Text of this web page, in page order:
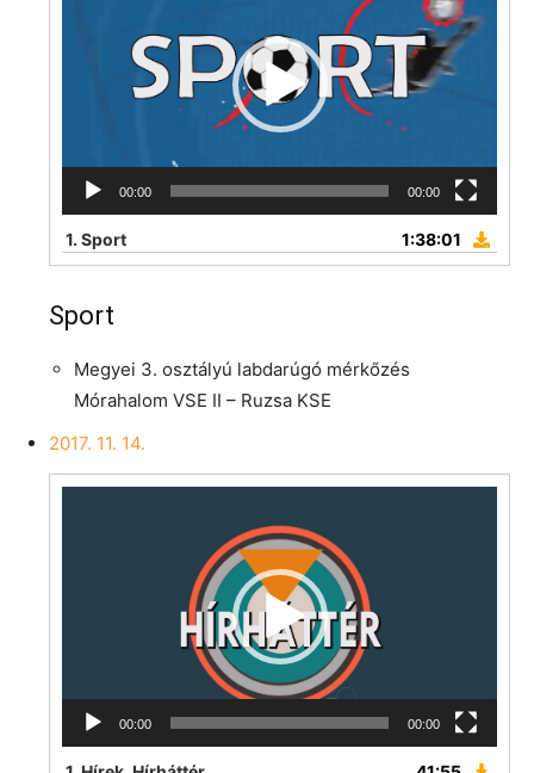
00:00 00:00
1. Sport 1:38:01
Sport
Megyei 3. osztályú labdarúgó mérkőzés
Mórahalom VSE II – Ruzsa KSE
2017. 11. 14.
00:00 00:00